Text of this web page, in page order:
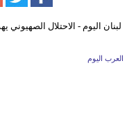
العرب اليوم